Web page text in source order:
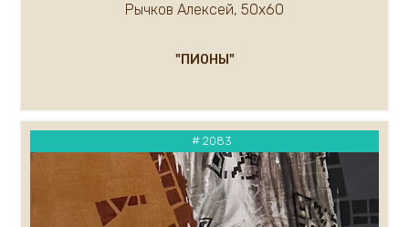
Рычков Алексей, 50х60
"ПИОНЫ"
# 2083